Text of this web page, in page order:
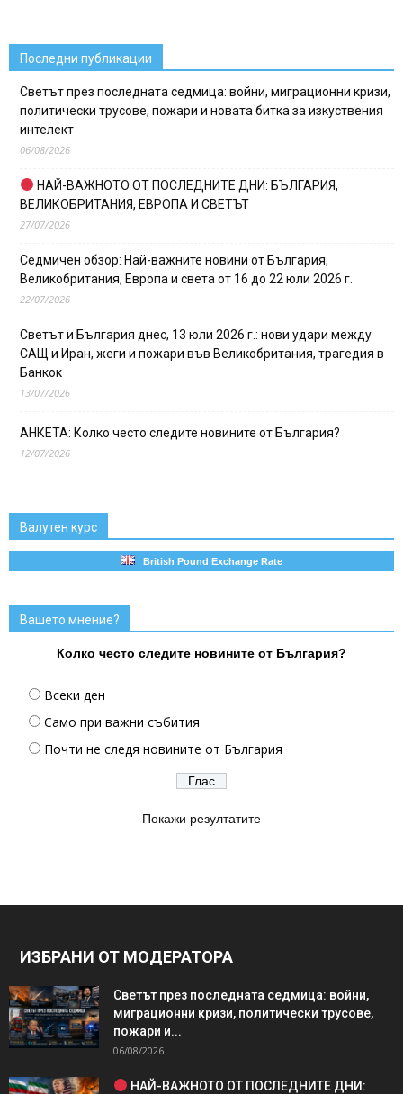
Последни публикации
Светът през последната седмица: войни, миграционни кризи,
политически трусове, пожари и новата битка за изкуствения
интелект
06/08/2026
НАЙ-ВАЖНОТО ОТ ПОСЛЕДНИТЕ ДНИ: БЪЛГАРИЯ,
ВЕЛИКОБРИТАНИЯ, ЕВРОПА И СВЕТЪТ
27/07/2026
Седмичен обзор: Най-важните новини от България,
Великобритания, Европа и света от 16 до 22 юли 2026 г.
22/07/2026
Светът и България днес, 13 юли 2026 г.: нови удари между
САЩ и Иран, жеги и пожари във Великобритания, трагедия в
Банкок
13/07/2026
АНКЕТА: Колко често следите новините от България?
12/07/2026
Валутен курс
British Pound Exchange Rate
Вашето мнение?
Колко често следите новините от България?
Всеки ден
Само при важни събития
Почти не следя новините от България
Покажи резултатите
ИЗБРАНИ ОТ МОДЕРАТОРА
Светът през последната седмица: войни,
миграционни кризи, политически трусове,
пожари и...
06/08/2026
НАЙ-ВАЖНОТО ОТ ПОСЛЕДНИТЕ ДНИ: